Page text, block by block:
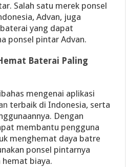
Salah satu merek ponsel
Advan, juga
yang dapat
ponsel pintar Advan.
Baterai Paling
mengenai aplikasi
terbaik di Indonesia, serta
Dengan
membantu pengguna
menghemat daya batre
ponsel pintarnya
hemat biaya.